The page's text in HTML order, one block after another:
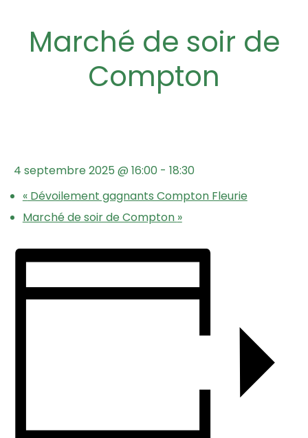
Marché de soir de
Compton
4 septembre 2025 @ 16:00 - 18:30
«Dévoilement gagnants Compton Fleurie
Marché de soir de Compton »